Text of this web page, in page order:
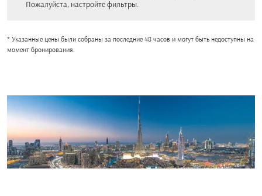
Пожалуйста, настройте фильтры.
* Указанные цены были собраны за последние 48 часов и могут быть недоступны на
момент бронирования.